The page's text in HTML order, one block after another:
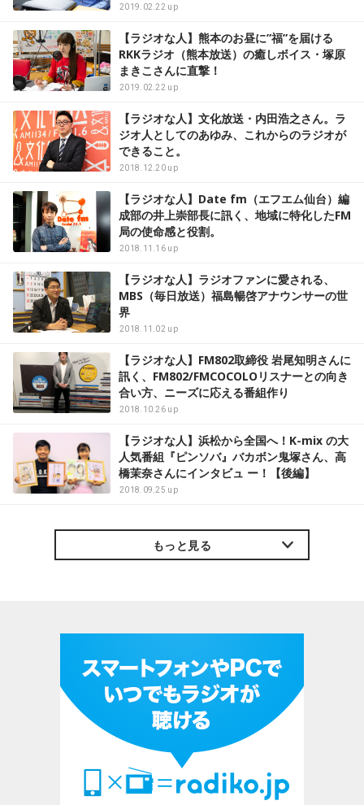
2019.02.22 up
【ラジオな人】熊本のお昼に”福”を届ける
RKKラジオ（熊本放送）の癒しボイス・塚原
まきこさんに直撃！
2019.02.22 up
【ラジオな人】文化放送・内田浩之さん。ラ
ジオ人としてのあゆみ、これからのラジオが
できること。
2018.12.20 up
【ラジオな人】Date fm（エフエム仙台）編
成部の井上崇部長に訊く、地域に特化したFM
局の使命感と役割。
2018.11.16 up
【ラジオな人】ラジオファンに愛される、
MBS（毎日放送）福島暢啓アナウンサーの世
界
2018.11.02 up
【ラジオな人】FM802取締役 岩尾知明さんに
訊く、FM802/FMCOCOLOリスナーとの向き
合い方、ニーズに応える番組作り
2018.10.26 up
【ラジオな人】浜松から全国へ！K-mix の大
人気番組『ピンソバ』バカボン鬼塚さん、高
橋茉奈さんにインタビュ ー！【後編】
2018.09.25 up
もっと見る